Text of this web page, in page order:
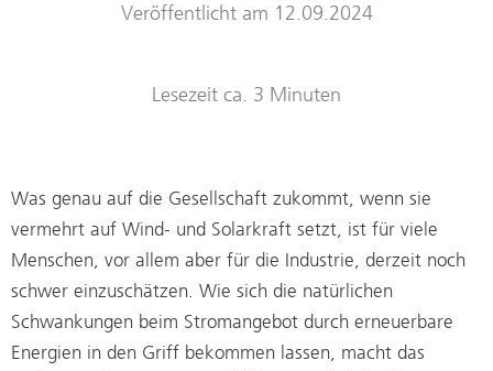
e
d
o
Veröffentlicht am 12.09.2024
Lesezeit ca. 3 Minuten
Was genau auf die Gesellschaft zukommt, wenn sie
vermehrt auf Wind- und Solarkraft setzt, ist für viele
Menschen, vor allem aber für die Industrie, derzeit noch
schwer einzuschätzen. Wie sich die natürlichen
Schwankungen beim Stromangebot durch erneuerbare
Energien in den Griff bekommen lassen, macht das